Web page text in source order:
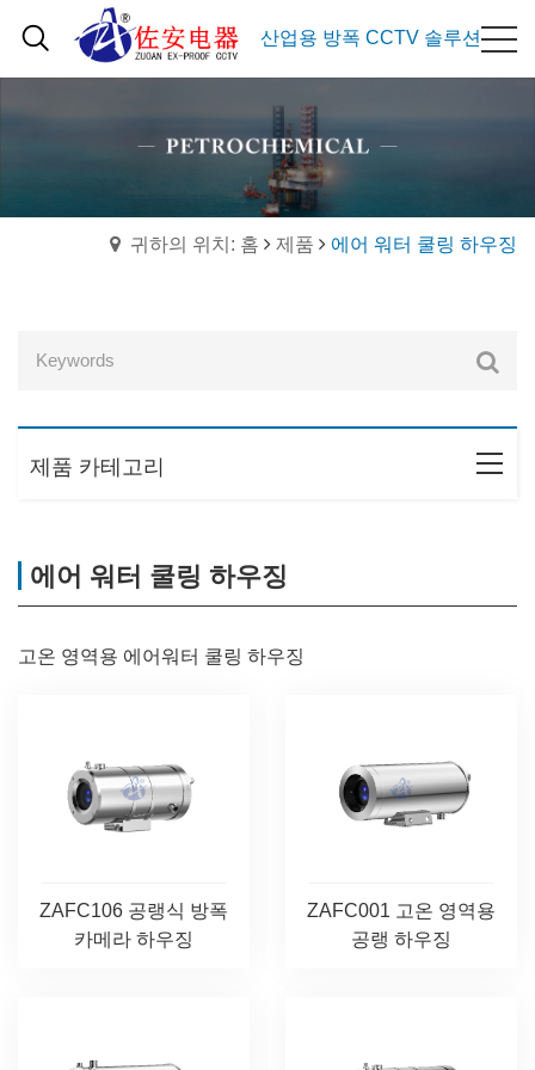
산업용 방폭 CCTV 솔루션
귀하의 위치: 홈 제품 에어 워터 쿨링 하우징
제품 카테고리
에어 워터 쿨링 하우징
고온 영역용 에어워터 쿨링 하우징
ZAFC106 공랭식 방폭
카메라 하우징
ZAFC001 고온 영역용
공랭 하우징